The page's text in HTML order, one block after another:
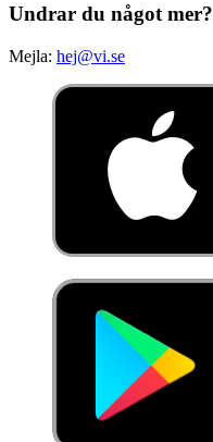
Undrar du något mer?
Mejla: hej@vi.se